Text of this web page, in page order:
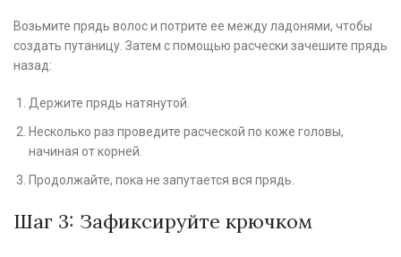
Возьмите прядь волос и потрите ее между ладонями, чтобы
создать путаницу. Затем с помощью расчески зачешите прядь
назад:
Держите прядь натянутой.
Несколько раз проведите расческой по коже головы,
начиная от корней.
Продолжайте, пока не запутается вся прядь.
Шаг 3: Зафиксируйте крючком